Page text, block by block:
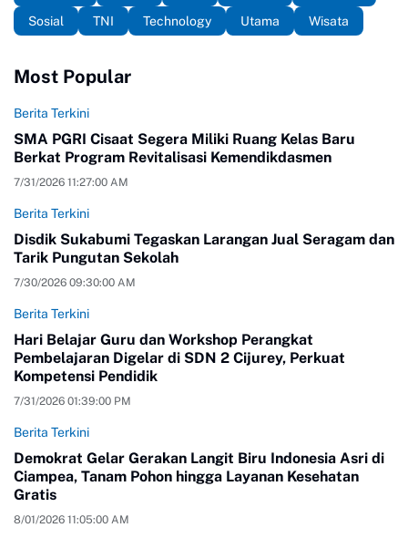
Sosial
TNI Technology Utama Wisata
Most Popular
Berita Terkini
SMA PGRI Cisaat Segera Miliki Ruang Kelas Baru
Berkat Program Revitalisasi Kemendikdasmen
7/31/2026 11:27:00 AM
Berita Terkini
Disdik Sukabumi Tegaskan Larangan Jual Seragam dan
Tarik Pungutan Sekolah
7/30/2026 09:30:00 AM
Berita Terkini
Hari Belajar Guru dan Workshop Perangkat
Pembelajaran Digelar di SDN 2 Cijurey, Perkuat
Kompetensi Pendidik
7/31/2026 01:39:00 PM
Berita Terkini
Demokrat Gelar Gerakan Langit Biru Indonesia Asri di
Ciampea, Tanam Pohon hingga Layanan Kesehatan
Gratis
8/01/2026 11:05:00 AM